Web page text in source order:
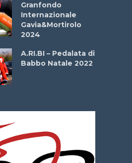
Granfondo
Internazionale
Gavia&Mortirolo
2024
A.RI.BI – Pedalata di
Babbo Natale 2022